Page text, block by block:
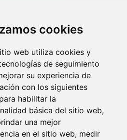
cookies
web utiliza cookies y
de seguimiento
su experiencia de
con los siguientes
para habilitar la
básica del sitio web,
una mejor
en el sitio web, medir
em madeira e metal
em madeira clara
Banderolas
publicitárias
publicitárias
publicitárias